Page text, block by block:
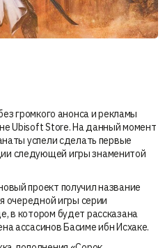
громкого анонса и рекламы
Ubisoft Store. На данный момент
успели сделать первые
следующей игры знаменитой
проект получил название
очередной игры серии
в котором будет рассказана
ассасинов Басиме ибн Исхаке.